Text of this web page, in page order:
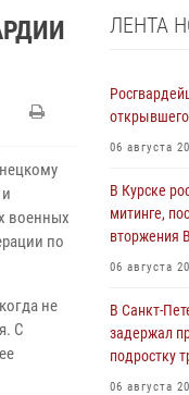
военных
по
не
С
ЛЕНТА
06 августа
В Курске
митинге,
вторжения
06 августа
В Санкт-
задержал
подростку
06 августа